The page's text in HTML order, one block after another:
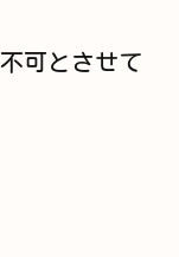
可とさせて